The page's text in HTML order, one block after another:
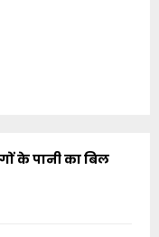
के पानी का बिल